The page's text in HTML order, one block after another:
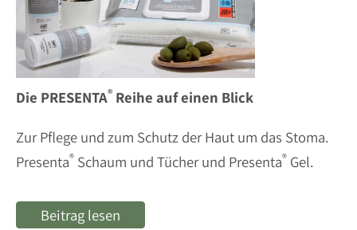
Die PRESENTA® Reihe auf einen Blick
Zur Pflege und zum Schutz der Haut um das Stoma.
Presenta® Schaum und Tücher und Presenta® Gel.
Beitrag lesen